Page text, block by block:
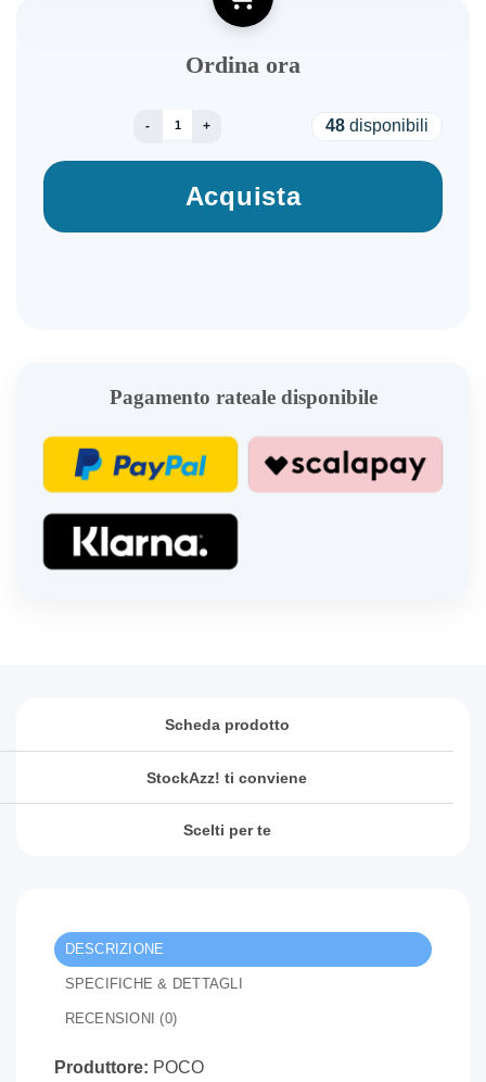
Ordina ora
POCO F7 ULTRA 12+256GB DS 5G YELLOW
48 disponibili
Acquista
Pagamento rateale disponibile
Scheda prodotto
StockAzz! ti conviene
Scelti per te
DESCRIZIONE
SPECIFICHE & DETTAGLI
RECENSIONI (0)
Produttore: POCO